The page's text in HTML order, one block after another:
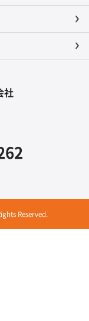
社
Reserved.